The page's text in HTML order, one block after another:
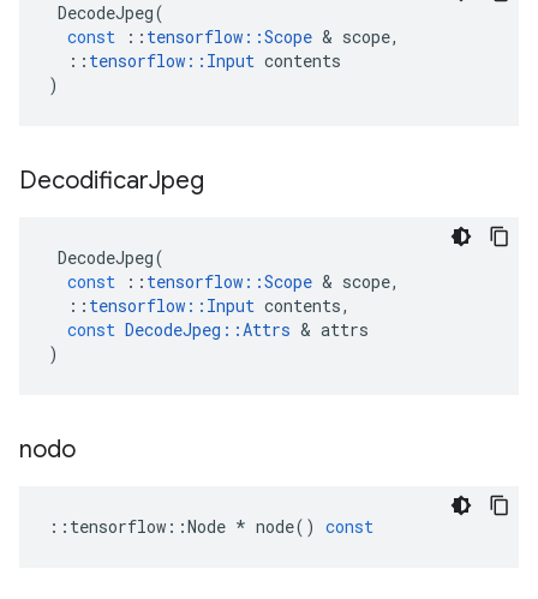
DecodeJpeg(
const
:: tensorflow ::Scope & scope,
:: tensorflow :: Input contents
)
DecodificarJpeg
DecodeJpeg(
const
:: tensorflow ::Scope & scope,
:: tensorflow :: Input contents,
const DecodeJpeg ::Attrs & attrs
)
nodo
:: tensorflow ::Node * node() const